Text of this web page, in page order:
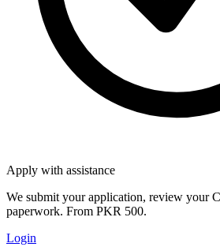
Apply with assistance
We submit your application, review your
paperwork. From PKR 500.
Login